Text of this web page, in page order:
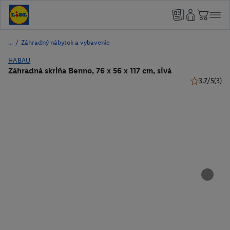
/ Záhradný nábytok a vybavenie
HABAU
Záhradná skriňa Benno, 76 x 56 x 117 cm, sivá
3.7/5(3)